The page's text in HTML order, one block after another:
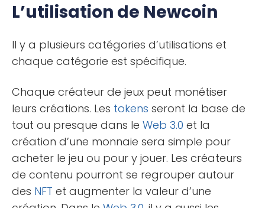
L’utilisation de Newcoin
Il y a plusieurs catégories d’utilisations et
chaque catégorie est spécifique.
Chaque créateur de jeux peut monétiser
leurs créations. Les tokens seront la base de
tout ou presque dans le Web 3.0 et la
création d’une monnaie sera simple pour
acheter le jeu ou pour y jouer. Les créateurs
de contenu pourront se regrouper autour
des NFT et augmenter la valeur d’une